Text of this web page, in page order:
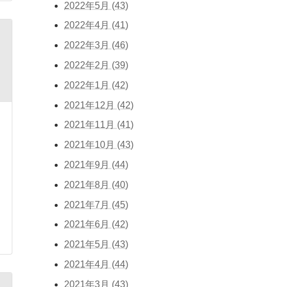
2022年5月 (43)
2022年4月 (41)
2022年3月 (46)
2022年2月 (39)
2022年1月 (42)
2021年12月 (42)
2021年11月 (41)
2021年10月 (43)
2021年9月 (44)
2021年8月 (40)
2021年7月 (45)
2021年6月 (42)
2021年5月 (43)
2021年4月 (44)
2021年3月 (43)